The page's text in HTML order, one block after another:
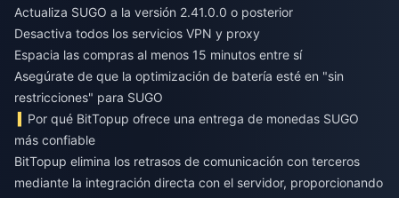
Actualiza SUGO a la versión 2.41.0.0 o posterior
Desactiva todos los servicios VPN y proxy
Espacia las compras al menos 15 minutos entre sí
Asegúrate de que la optimización de batería esté en "sin
restricciones" para SUGO
Por qué BitTopup ofrece una entrega de monedas SUGO
más confiable
BitTopup elimina los retrasos de comunicación con terceros
mediante la integración directa con el servidor, proporcionando